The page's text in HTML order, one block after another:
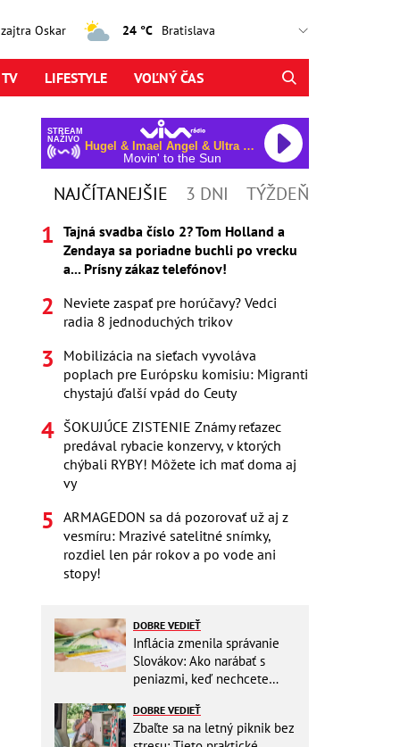
Oskar 24 °C
LIFESTYLE VOĽNÝ ČAS
STREAM
NAŽIVO
Hugel & Imael Angel & Ultra Naté
Movin' to the Sun
NAJČÍTANEJŠIE 3 DNI TÝŽDEŇ
Tajná svadba číslo 2? Tom Holland a
Zendaya sa poriadne buchli po vrecku
a... Prísny zákaz telefónov!
Neviete zaspať pre horúčavy? Vedci
radia 8 jednoduchých trikov
Mobilizácia na sieťach vyvoláva
poplach pre Európsku komisiu: Migranti
chystajú ďalší vpád do Ceuty
ŠOKUJÚCE ZISTENIE Známy reťazec
predával rybacie konzervy, v ktorých
chýbali RYBY! Môžete ich mať doma aj
vy
ARMAGEDON sa dá pozorovať už aj z
vesmíru: Mrazivé satelitné snímky,
rozdiel len pár rokov a po vode ani
stopy!
DOBRE VEDIEŤ
Inflácia zmenila správanie
Slovákov: Ako narábať s
peniazmi, keď nechcete
DOBRE VEDIEŤ
Zbaľte sa na letný piknik bez